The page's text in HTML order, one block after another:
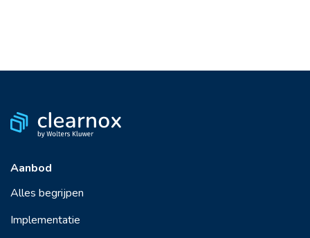
Aanbod
Alles begrijpen
Implementatie